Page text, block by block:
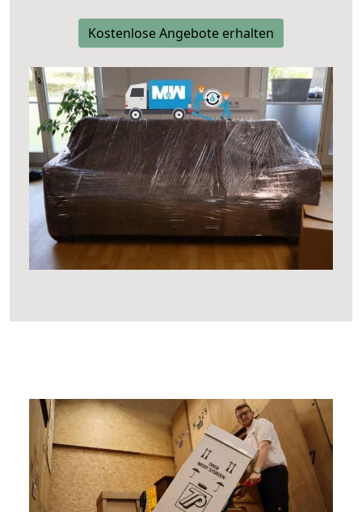
Kostenlose Angebote erhalten